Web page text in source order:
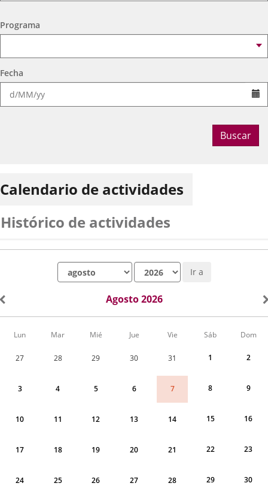
Programa
Fecha
Buscar
Calendario de actividades
Histórico de actividades
Ir a
Agosto 2026
Calendario
correspondiente
Lun Mar Mié Jue Vie Sáb Dom
27 28 29 30 31 1 2
3 4 5 6 7 8 9
10 11 12 13 14 15 16
17 18 19 20 21 22 23
24 25 26 27 28 29 30